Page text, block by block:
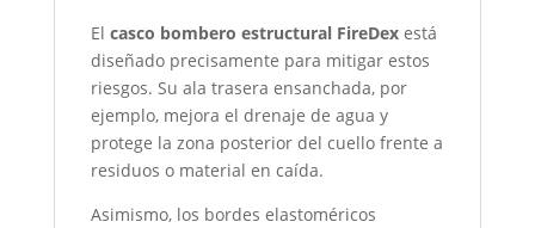
El casco bombero estructural FireDexestá
diseñado precisamente para mitigar estos
riesgos. Su ala trasera ensanchada, por
ejemplo, mejora el drenaje de agua y
protege la zona posterior del cuello frente a
residuos o material en caída.
Asimismo, los bordes elastoméricos